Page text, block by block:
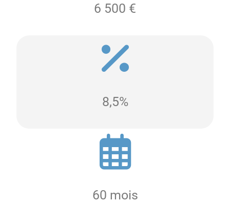
6 500 €
8,5%
60 mois